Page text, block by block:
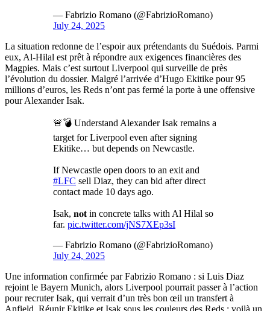
— Fabrizio Romano (@FabrizioRomano)
July 24, 2025
La situation redonne de l’espoir aux prétendants du Suédois. Parmi
eux, Al-Hilal est prêt à répondre aux exigences financières des
Magpies. Mais c’est surtout Liverpool qui surveille de près
l’évolution du dossier. Malgré l’arrivée d’Hugo Ekitike pour 95
millions d’euros, les Reds n’ont pas fermé la porte à une offensive
pour Alexander Isak.
🚨💣 Understand Alexander Isak remains a
target for Liverpool even after signing
Ekitike… but depends on Newcastle.
If Newcastle open doors to an exit and
#LFC sell Diaz, they can bid after direct
contact made 10 days ago.
Isak, 𝐧𝐨𝐭 in concrete talks with Al Hilal so
far. pic.twitter.com/jNS7XEp3sI
— Fabrizio Romano (@FabrizioRomano)
July 24, 2025
Une information confirmée par Fabrizio Romano : si Luis Diaz
rejoint le Bayern Munich, alors Liverpool pourrait passer à l’action
pour recruter Isak, qui verrait d’un très bon œil un transfert à
Anfield. Réunir Ekitike et Isak sous les couleurs des Reds : voilà un